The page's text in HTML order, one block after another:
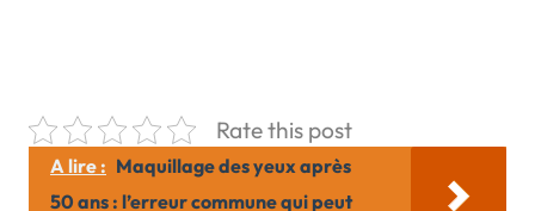
Rate this post
A lire : Maquillage des yeux après
50 ans : l’erreur commune qui peut